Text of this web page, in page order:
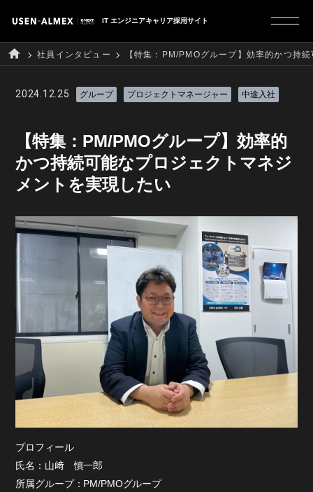
IT エンジニアキャリア採用サイト
R&D本部について
社員インタビュー
スキルアップ
採用サイト
求人情報
社員インタビュー 【特集：PM/PMOグループ】効率的かつ持
2024.12.25 グループ プロジェクトマネージャー 中途入社
【特集：PM/PMOグループ】効率的
かつ持続可能なプロジェクトマネジ
メントを実現したい
プロフィール
氏名：山﨑 慎一郎
所属グループ：PM/PMOグループ